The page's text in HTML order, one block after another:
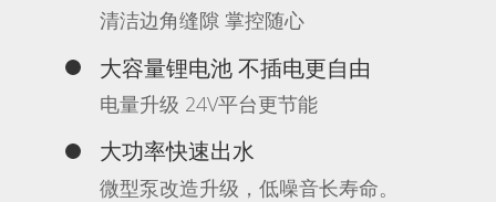
清洁边角缝隙 掌控随心
大容量锂电池 不插电更自由
电量升级 24V平台更节能
大功率快速出水
微型泵改造升级，低噪音长寿命。